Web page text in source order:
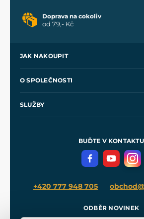
Doprava na cokoliv
od 79,- Kč
JAK NAKOUPIT
Velkoobchod
O SPOLEČNOSTI
SLUŽBY
Meče pro Kingdom Come
BUĎTE V KONTAKTU
+420 777 948 705
ODBĚR NOVINEK